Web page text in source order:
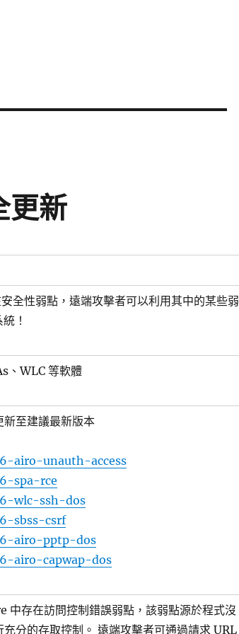
更新
全性弱點，遠端攻擊者可以利用其中的某些弱
！
、WLC 等軟體
至建議最新版本
airo-unauth-access
spa-rce
wlc-ssh-dos
sbss-csrf
airo-pptp-dos
airo-capwap-dos
中存在訪問控制錯誤弱點，該弱點源於程式沒
充分的存取控制。 遠端攻擊者可通過請求 URL